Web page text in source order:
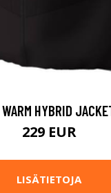
HYBRID
229 EUR
LISÄTIETOJA